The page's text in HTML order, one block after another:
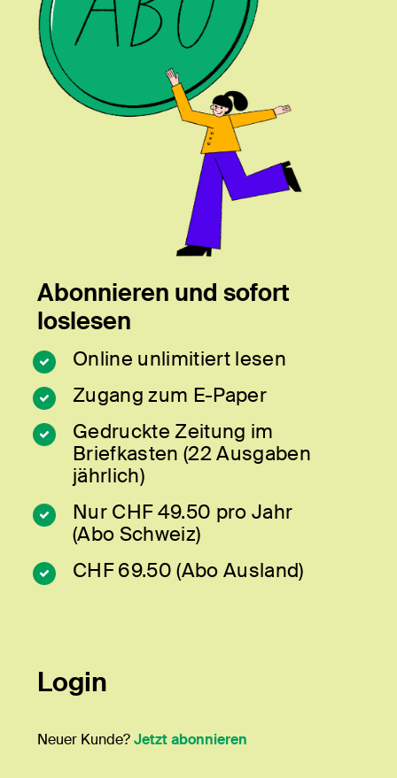
Abonnieren und sofort
loslesen
Online unlimitiert lesen
Zugang zum E-Paper
Gedruckte Zeitung im
Briefkasten (22 Ausgaben
jährlich)
Nur CHF 49.50 pro Jahr
(Abo Schweiz)
CHF 69.50 (Abo Ausland)
Login
Neuer Kunde?Jetzt abonnieren